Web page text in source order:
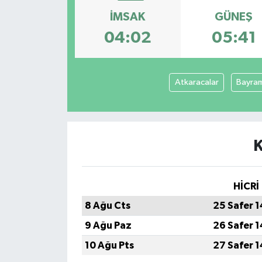
İMSAK
04:02
GÜNEŞ
05:41
Atkaracalar
HİCRİ
8 Ağu Cts
25 Safer
9 Ağu Paz
26 Safer
10 Ağu Pts
27 Safer